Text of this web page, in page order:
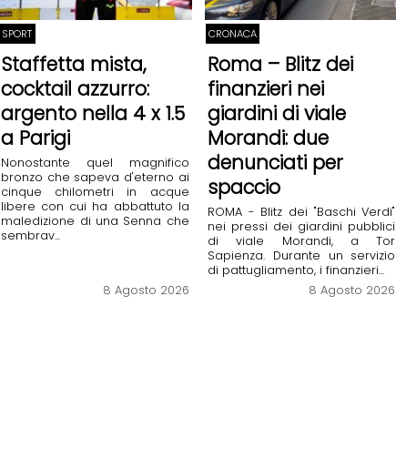
SPORT
Staffetta mista,
cocktail azzurro:
argento nella 4 x 1.5
a Parigi
Nonostante quel magnifico
bronzo che sapeva d'eterno ai
cinque chilometri in acque
libere con cui ha abbattuto la
maledizione di una Senna che
sembrav...
8 Agosto 2026
CRONACA
Roma – Blitz dei
finanzieri nei
giardini di viale
Morandi: due
denunciati per
spaccio
ROMA - Blitz dei "Baschi Verdi"
nei pressi dei giardini pubblici
di viale Morandi, a Tor
Sapienza. Durante un servizio
di pattugliamento, i finanzieri...
8 Agosto 2026